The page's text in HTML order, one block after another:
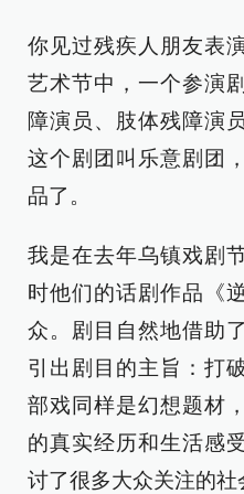
你见过残疾人朋友表
艺术节中，一个参演
障演员、肢体残障演
这个剧团叫乐意剧团
品了。
我是在去年乌镇戏剧
时他们的话剧作品《
众。剧目自然地借助
引出剧目的主旨：打
部戏同样是幻想题材
的真实经历和生活感
讨了很多大众关注的社